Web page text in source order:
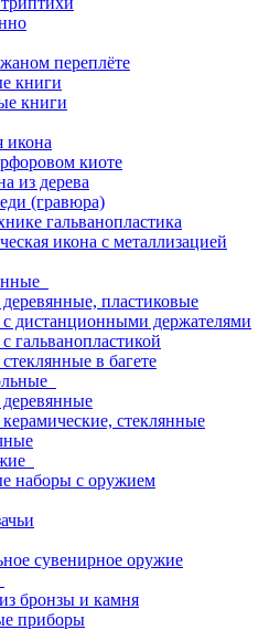
переплёте
книги
книги
икона
киоте
из дерева
(гравюра)
гальванопластика
икона с металлизацией
пластиковые
дистанционными держателями
гальванопластикой
в багете
стеклянные
наборы с оружием
сувенирное оружие
бронзы и камня
приборы